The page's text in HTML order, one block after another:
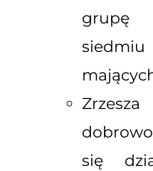
Zrzesza
się